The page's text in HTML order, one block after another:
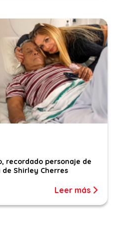
recordado personaje de
Shirley Cherres
Leer más